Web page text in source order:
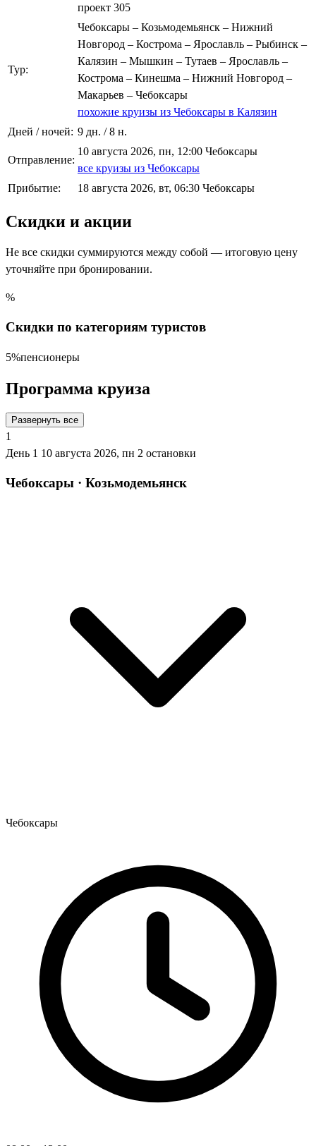
проект 305
Тур:
Чебоксары – Козьмодемьянск – Нижний
Новгород – Кострома – Ярославль – Рыбинск –
Калязин – Мышкин – Тутаев – Ярославль –
Кострома – Кинешма – Нижний Новгород –
Макарьев – Чебоксары
похожие круизы из Чебоксары в Калязин
Дней / ночей: 9 дн. / 8 н.
Отправление:
10 августа 2026, пн, 12:00 Чебоксары
все круизы из Чебоксары
Прибытие:
18 августа 2026, вт, 06:30 Чебоксары
Скидки и акции
Не все скидки суммируются между собой — итоговую цену
уточняйте при бронировании.
%
Скидки по категориям туристов
5%пенсионеры
Программа круиза
Развернуть все
1
День 1 10 августа 2026, пн 2 остановки
Чебоксары · Козьмодемьянск
Чебоксары